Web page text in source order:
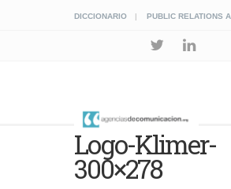
DICCIONARIO PUBLIC RELATIONS
Logo-Klimer-
300×278